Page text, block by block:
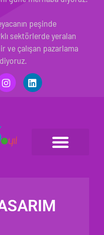
peşinde
sektörlerde yeralan
ve çalışan pazarlama